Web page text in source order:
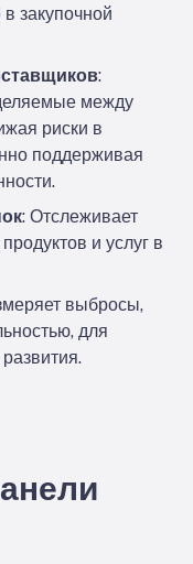
закупочной
:
между
риски в
поддерживая
: Отслеживает
и услуг в
выбросы,
для